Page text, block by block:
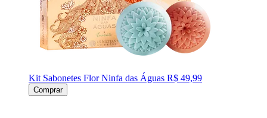
Kit Sabonetes Flor Ninfa das Águas R$ 49,99
Comprar